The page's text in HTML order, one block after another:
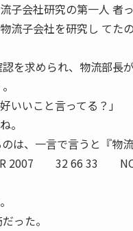
子会社研究の第一人 者
流子会社を研究し て
求められ、物流部長が
いいこと言ってる？」
。
は、一言で言うと『物
2007 32 66 33
った。